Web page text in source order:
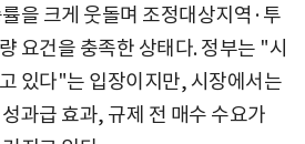
을 크게 웃돌며 조정대상지역·투
요건을 충족한 상태다. 정부는 "시
있다"는 입장이지만, 시장에서는
과급 효과, 규제 전 매수 수요가